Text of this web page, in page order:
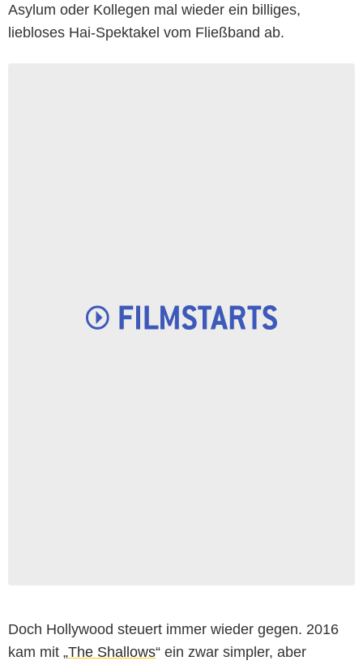
Asylum oder Kollegen mal wieder ein billiges,
liebloses Hai-Spektakel vom Fließband ab.
Doch Hollywood steuert immer wieder gegen. 2016
kam mit „The Shallows“ ein zwar simpler, aber